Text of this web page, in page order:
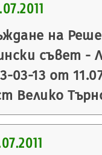
на
съвет -
13 от
Велико